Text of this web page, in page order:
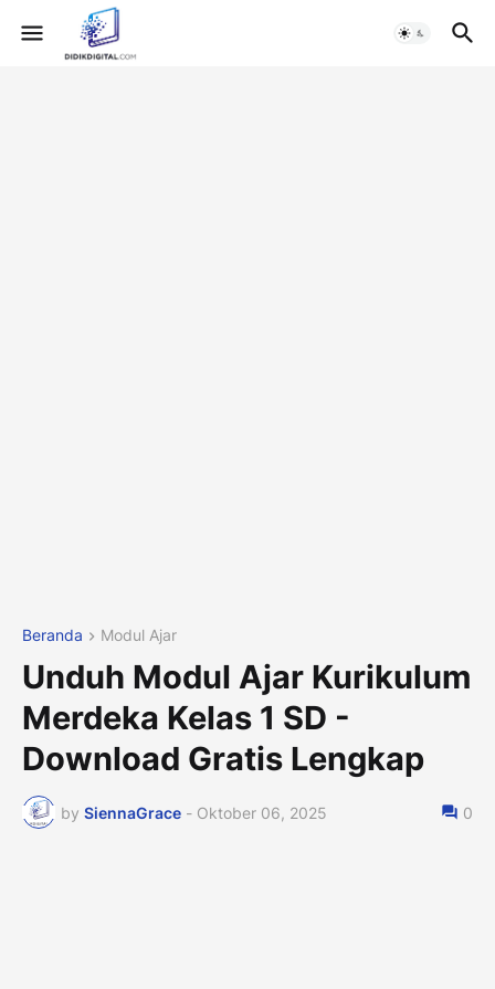
Beranda Modul Ajar
Unduh Modul Ajar Kurikulum
Merdeka Kelas 1 SD -
Download Gratis Lengkap
by SiennaGrace - Oktober 06, 2025 0